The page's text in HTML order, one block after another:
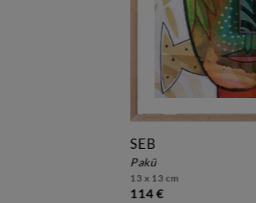
SEB
pakü
13 x 13 cm
114 €